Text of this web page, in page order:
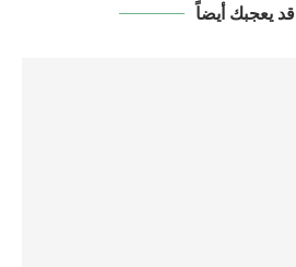
قد يعجبك أيضاً